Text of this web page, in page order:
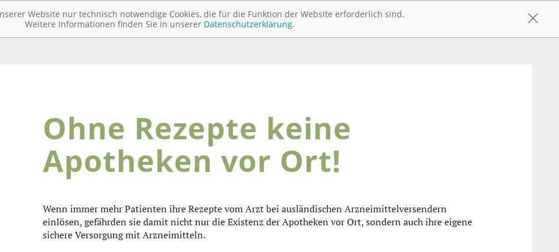
Website nur technisch notwendige Cookies, die für die Funktion der Website erforderlich sind.
Weitere Informationen finden Sie in unserer Datenschutzerklärung.
Ohne Rezepte keine
Apotheken vor Ort!
Wenn immer mehr Patienten ihre Rezepte vom Arzt bei ausländischen Arzneimittelversendern
einlösen, gefährden sie damit nicht nur die Existenz der Apotheken vor Ort, sondern auch ihre eigene
sichere Versorgung mit Arzneimitteln.